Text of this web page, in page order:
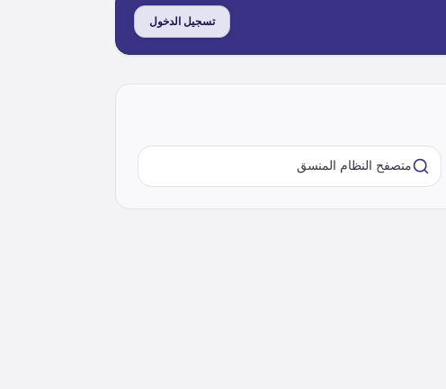
تسجيل الدخول
متصفح النظام المنسق